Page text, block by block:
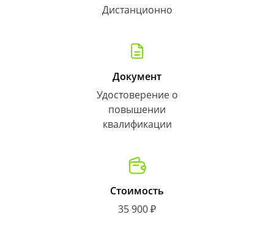
Дистанционно
Документ
Удостоверение о
повышении
квалификации
Стоимость
35 900 ₽